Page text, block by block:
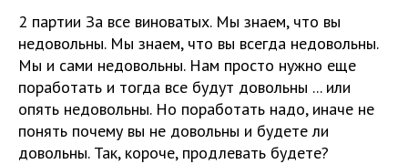
2 партии За все виноватых. Мы знаем, что вы
недовольны. Мы знаем, что вы всегда недовольны.
Мы и сами недовольны. Нам просто нужно еще
поработать и тогда все будут довольны ... или
опять недовольны. Но поработать надо, иначе не
понять почему вы не довольны и будете ли
довольны. Так, короче, продлевать будете?